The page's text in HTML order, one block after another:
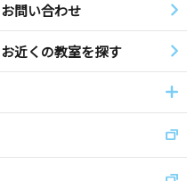
お問い合わせ
お近くの教室を探す